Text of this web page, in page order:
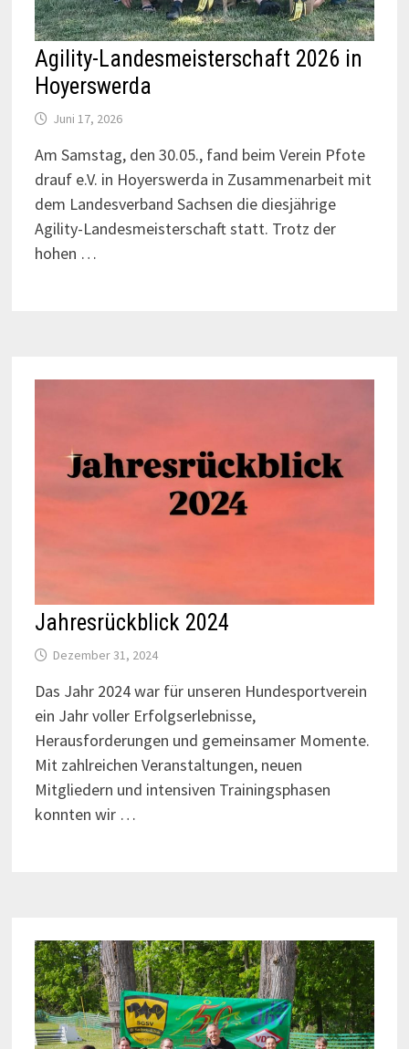
Agility-Landesmeisterschaft 2026 in
Hoyerswerda
Juni 17, 2026
Am Samstag, den 30.05., fand beim Verein Pfote
drauf e.V. in Hoyerswerda in Zusammenarbeit mit
dem Landesverband Sachsen die diesjährige
Agility-Landesmeisterschaft statt. Trotz der
hohen …
Jahresrückblick 2024
Dezember 31, 2024
Das Jahr 2024 war für unseren Hundesportverein
ein Jahr voller Erfolgserlebnisse,
Herausforderungen und gemeinsamer Momente.
Mit zahlreichen Veranstaltungen, neuen
Mitgliedern und intensiven Trainingsphasen
konnten wir …